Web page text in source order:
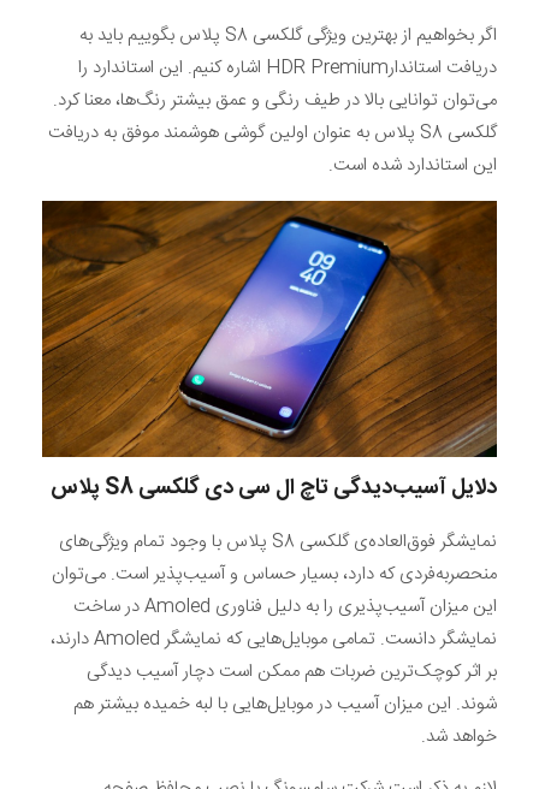
اگر بخواهیم از بهترین ویژگی گلکسی S8 پلاس بگوییم باید به
دریافت استاندارHDR Premium اشاره کنیم. این استاندارد را
می‌توان توانایی بالا در طیف رنگی و عمق بیشتر رنگ‌ها، معنا کرد.
گلکسی S8 پلاس به عنوان اولین گوشی هوشمند موفق به دریافت
این استاندارد شده است.
دلایل آسیب‌دیدگی تاچ ال سی دیگلکسیS8 پلاس
نمایشگر فوق‌العاده‌ی گلکسی S8 پلاس با وجود تمام ویژگی‌های
منحصربه‌فردی که دارد، بسیار حساس و آسیب‌پذیر است. می‌توان
این میزان آسیب‌پذیری را به دلیل فناوری Amoled در ساخت
نمایشگر دانست. تمامی موبایل‌هایی که نمایشگر Amoled دارند،
بر اثر کوچک‌ترین ضربات هم ممکن است دچار آسیب دیدگی
شوند. این میزان آسیب در موبایل‌هایی با لبه خمیده بیشتر هم
خواهد شد.